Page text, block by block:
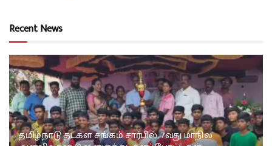
Recent News
தமிழ்நாடு தடகள சங்கம் சார்பில், 7வது மாநில